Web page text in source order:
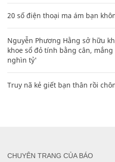
20 số điện thoại ma ám bạn
Nguyễn Phương Hằng sở hữu
khoe sổ đỏ tính bằng cân,
nghìn tỷ'
Truy nã kẻ giết bạn thân rồi
CHUYÊN TRANG CỦA BÁO